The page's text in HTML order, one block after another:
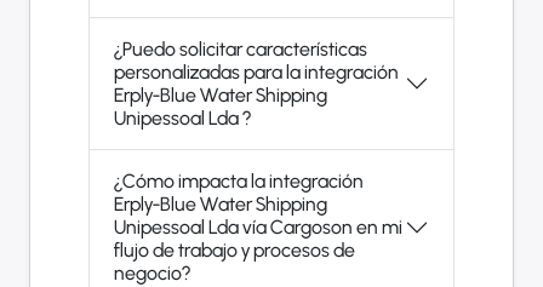
¿Puedo solicitar características
personalizadas para la integración
Erply-Blue Water Shipping
Unipessoal Lda ?
¿Cómo impacta la integración
Erply-Blue Water Shipping
Unipessoal Lda vía Cargoson en mi
flujo de trabajo y procesos de
negocio?